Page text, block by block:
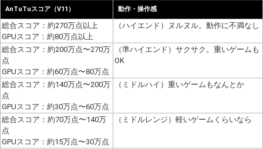
AnTuTuスコア（V11） 動作・操作感
総合スコア：約270万点以上
GPUスコア：約80万点以上
（ハイエンド）ヌルヌル。動作に不満なし
総合スコア：約200万点〜270万
点
GPUスコア：約60万点〜80万点
（準ハイエンド）サクサク。重いゲームも
OK
総合スコア：約140万点〜200万
点
GPUスコア：約30万点〜60万点
（ミドルハイ）重いゲームもなんとか
総合スコア：約70万点〜140万
点
GPUスコア：約15万点〜30万点
（ミドルレンジ）軽いゲームくらいなら